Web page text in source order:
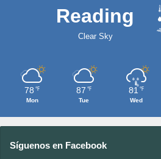
Reading
Clear Sky
78 ℉
Mon
87 ℉
Tue
81 ℉
Wed
Síguenos en Facebook